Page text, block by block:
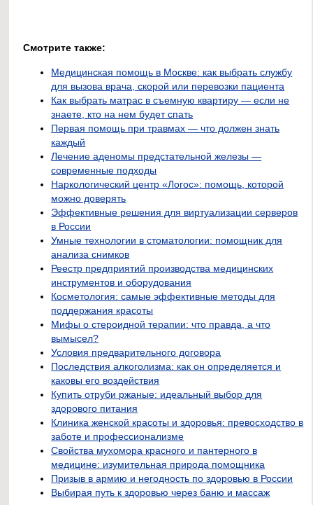
Смотрите также:
Медицинская помощь в Москве: как выбрать службу
для вызова врача, скорой или перевозки пациента
Как выбрать матрас в съемную квартиру — если не
знаете, кто на нем будет спать
Первая помощь при травмах — что должен знать
каждый
Лечение аденомы предстательной железы —
современные подходы
Наркологический центр «Логос»: помощь, которой
можно доверять
Эффективные решения для виртуализации серверов
в России
Умные технологии в стоматологии: помощник для
анализа снимков
Реестр предприятий производства медицинских
инструментов и оборудования
Косметология: самые эффективные методы для
поддержания красоты
Мифы о стероидной терапии: что правда, а что
вымысел?
Условия предварительного договора
Последствия алкоголизма: как он определяется и
каковы его воздействия
Купить отруби ржаные: идеальный выбор для
здорового питания
Клиника женской красоты и здоровья: превосходство в
заботе и профессионализме
Свойства мухомора красного и пантерного в
медицине: изумительная природа помощника
Призыв в армию и негодность по здоровью в России
Выбирая путь к здоровью через баню и массаж